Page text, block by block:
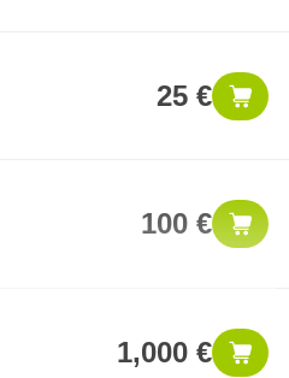
25 €
100 €
1,000 €